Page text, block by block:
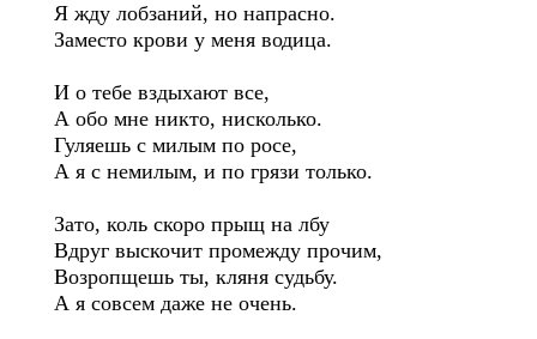
Я жду лобзаний, но напрасно.
Заместо крови у меня водица.
И о тебе вздыхают все,
А обо мне никто, нисколько.
Гуляешь с милым по росе,
А я с немилым, и по грязи только.
Зато, коль скоро прыщ на лбу
Вдруг выскочит промежду прочим,
Возропщешь ты, кляня судьбу.
А я совсем даже не очень.